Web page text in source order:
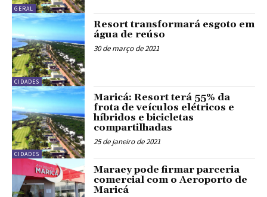
GERAL
CIDADES
Resort transformará esgoto em
água de reúso
30 de março de 2021
CIDADES
Maricá: Resort terá 55% da
frota de veículos elétricos e
híbridos e bicicletas
compartilhadas
25 de janeiro de 2021
Maraey pode firmar parceria
comercial com o Aeroporto de
Maricá